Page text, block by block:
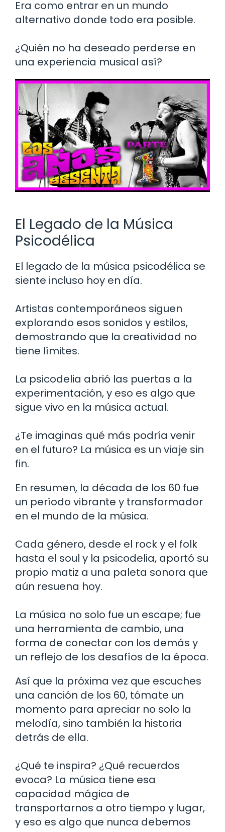
Era como entrar en un mundo
alternativo donde todo era posible.
¿Quién no ha deseado perderse en
una experiencia musical así?
El Legado de la Música
Psicodélica
El legado de la música psicodélica se
siente incluso hoy en día.
Artistas contemporáneos siguen
explorando esos sonidos y estilos,
demostrando que la creatividad no
tiene límites.
La psicodelia abrió las puertas a la
experimentación, y eso es algo que
sigue vivo en la música actual.
¿Te imaginas qué más podría venir
en el futuro? La música es un viaje sin
fin.
En resumen, la década de los 60 fue
un período vibrante y transformador
en el mundo de la música.
Cada género, desde el rock y el folk
hasta el soul y la psicodelia, aportó su
propio matiz a una paleta sonora que
aún resuena hoy.
La música no solo fue un escape; fue
una herramienta de cambio, una
forma de conectar con los demás y
un reflejo de los desafíos de la época.
Así que la próxima vez que escuches
una canción de los 60, tómate un
momento para apreciar no solo la
melodía, sino también la historia
detrás de ella.
¿Qué te inspira? ¿Qué recuerdos
evoca? La música tiene esa
capacidad mágica de
transportarnos a otro tiempo y lugar,
y eso es algo que nunca debemos